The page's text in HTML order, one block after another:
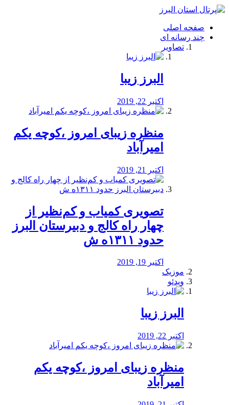
فصد
شرق
تهران
خشکشویی
صفحه اصلی
چند رسانه ای
تصاویر
البرز زیبا
اکتبر 22, 2019
منظره‌‌ زیبای امروز ،کوچه یکم
امیرآباد
اکتبر 21, 2019
️تصویری کمیاب و کم‌نظیر از
چهار راه كالج و دبيرستان البرز
حدود ۱۳۱۱ه ش
اکتبر 19, 2019
موزیک
ویدئو
البرز زیبا
اکتبر 22, 2019
منظره‌‌ زیبای امروز ،کوچه یکم
امیرآباد